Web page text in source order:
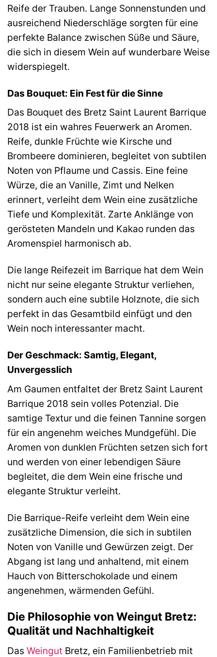
Reife der Trauben. Lange Sonnenstunden und
ausreichend Niederschläge sorgten für eine
perfekte Balance zwischen Süße und Säure,
die sich in diesem Wein auf wunderbare Weise
widerspiegelt.
Das Bouquet: Ein Fest für die Sinne
Das Bouquet des Bretz Saint Laurent Barrique
2018 ist ein wahres Feuerwerk an Aromen.
Reife, dunkle Früchte wie Kirsche und
Brombeere dominieren, begleitet von subtilen
Noten von Pflaume und Cassis. Eine feine
Würze, die an Vanille, Zimt und Nelken
erinnert, verleiht dem Wein eine zusätzliche
Tiefe und Komplexität. Zarte Anklänge von
gerösteten Mandeln und Kakao runden das
Aromenspiel harmonisch ab.
Die lange Reifezeit im Barrique hat dem Wein
nicht nur seine elegante Struktur verliehen,
sondern auch eine subtile Holznote, die sich
perfekt in das Gesamtbild einfügt und den
Wein noch interessanter macht.
Der Geschmack: Samtig, Elegant,
Unvergesslich
Am Gaumen entfaltet der Bretz Saint Laurent
Barrique 2018 sein volles Potenzial. Die
samtige Textur und die feinen Tannine sorgen
für ein angenehm weiches Mundgefühl. Die
Aromen von dunklen Früchten setzen sich fort
und werden von einer lebendigen Säure
begleitet, die dem Wein eine frische und
elegante Struktur verleiht.
Die Barrique-Reife verleiht dem Wein eine
zusätzliche Dimension, die sich in subtilen
Noten von Vanille und Gewürzen zeigt. Der
Abgang ist lang und anhaltend, mit einem
Hauch von Bitterschokolade und einem
angenehmen, wärmenden Gefühl.
Die Philosophie von Weingut Bretz:
Qualität und Nachhaltigkeit
Das Weingut Bretz, ein Familienbetrieb mit